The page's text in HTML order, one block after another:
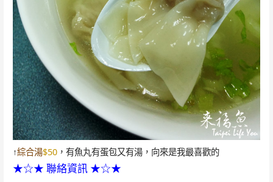
↑綜合湯$50，有魚丸有蛋包又有湯，向來是我最喜歡的
★☆★ 聯絡資訊 ★☆★